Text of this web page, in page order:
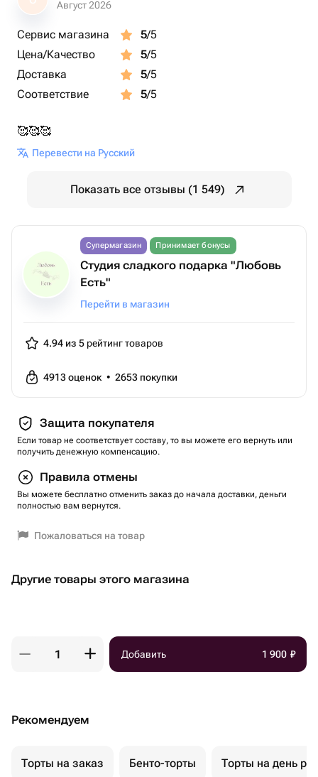
Август 2026
Сервис магазина 5/5
Цена/Качество
5/5
Доставка
5/5
Соответствие
5/5
🥰🥰🥰
Перевести на Русский
Показать все отзывы (1 549)
Супермагазин Принимает бонусы
Студия сладкого подарка "Любовь
Есть"
Перейти в магазин
4.94 из 5 рейтинг товаров
4913оценок • 2653 покупки
Защита покупателя
Если товар не соответствует составу, то вы можете его вернуть или
получить денежную компенсацию.
Правила отмены
Вы можете бесплатно отменить заказ до начала доставки, деньги
полностью вам вернутся.
Пожаловаться на товар
Другие товары этого магазина
Добавить 1 900 ₽
Рекомендуем
Торты на заказ Бенто-торты Торты на день